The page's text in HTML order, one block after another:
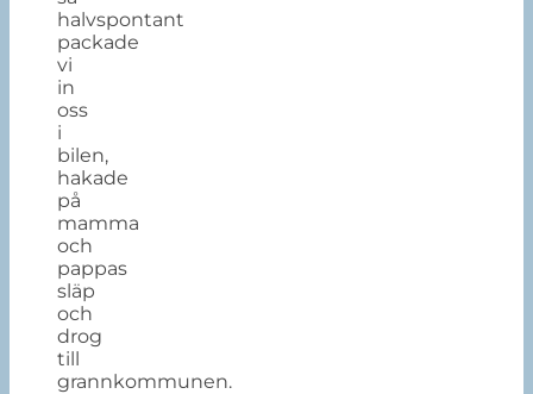
halvspontant
packade
vi
in
oss
i
bilen,
hakade
på
mamma
och
pappas
släp
och
drog
till
grannkommunen.